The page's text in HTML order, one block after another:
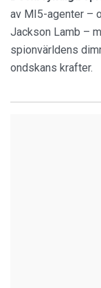
av MI5-agenter –
Jackson Lamb –
spionvärldens
ondskans krafter.